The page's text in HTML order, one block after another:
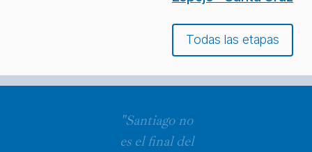
Todas las etapas
"Santiago no
es el final del